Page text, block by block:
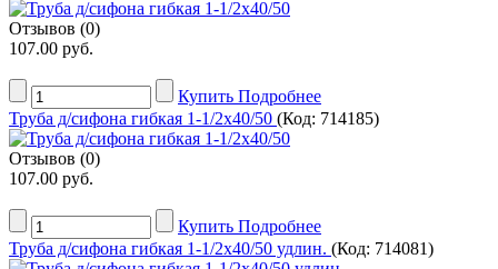
Отзывов (0)
107.00 руб.
Купить Подробнее
Труба д/сифона гибкая 1-1/2х40/50 (Код: 714185)
Отзывов (0)
107.00 руб.
Купить Подробнее
Труба д/сифона гибкая 1-1/2х40/50 удлин. (Код: 714081)